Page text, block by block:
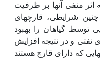
اثر منفی آن­ها بر ظرفیت
شرایطی، قارچ­های
توسط گیاهان را بهبود
و در نتیجه افزایش
آب و مواد غذایی توسط ریشه‫هایی که دارای قارچ هستند